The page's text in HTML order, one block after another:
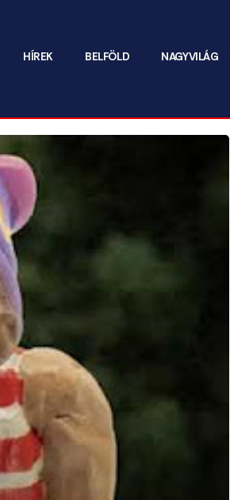
HÍREK BELFÖLD NAGYVILÁG